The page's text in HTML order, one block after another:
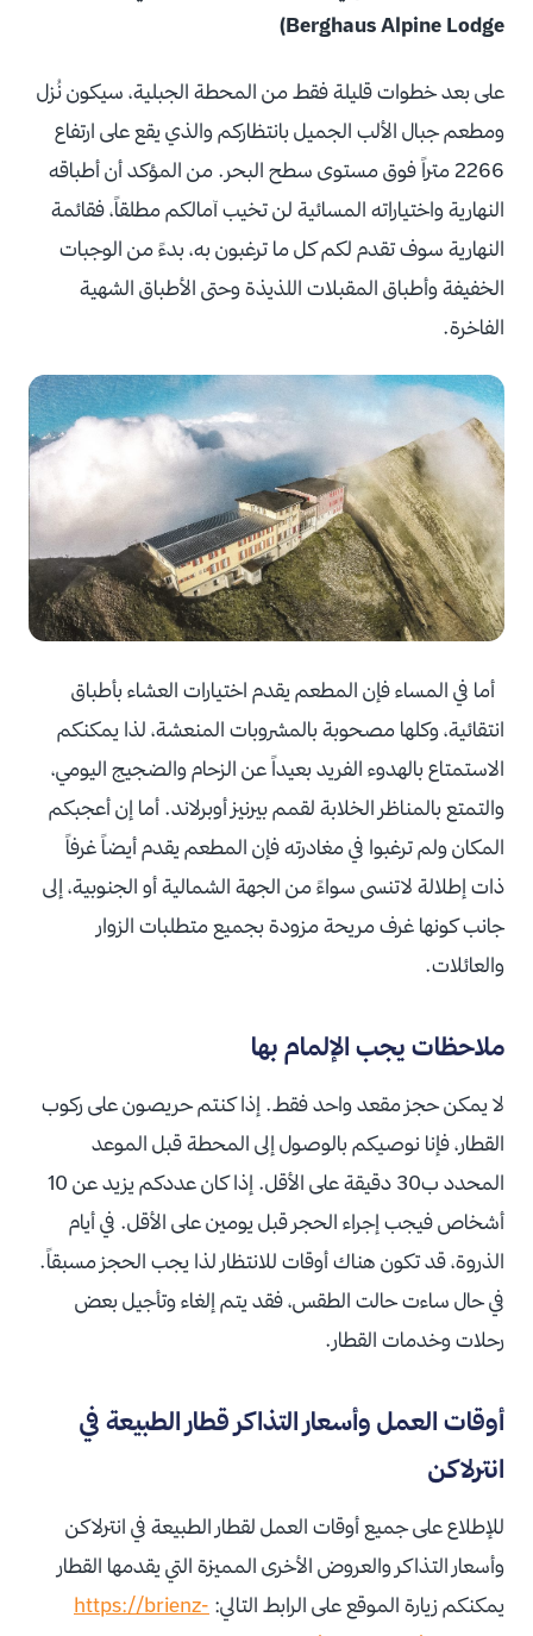
Berghaus Alpine Lodge)
على بعد خطوات قليلة فقط من المحطة الجبلية، سيكون نُزل
ومطعم جبال الألب الجميل بانتظاركم والذي يقع على ارتفاع
2266 متراً فوق مستوى سطح البحر. من المؤكد أن أطباقه
النهارية واختياراته المسائية لن تخيب آمالكم مطلقاً، فقائمة
النهارية سوف تقدم لكم كل ما ترغبون به، بدءً من الوجبات
الخفيفة وأطباق المقبلات اللذيذة وحتى الأطباق الشهية
الفاخرة.
أما في المساء فإن المطعم يقدم اختيارات العشاء بأطباق
انتقائية، وكلها مصحوبة بالمشروبات المنعشة، لذا يمكنكم
الاستمتاع بالهدوء الفريد بعيداً عن الزحام والضجيج اليومي،
والتمتع بالمناظر الخلابة لقمم بيرنيز أوبرلاند. أما إن أعجبكم
المكان ولم ترغبوا في مغادرته فإن المطعم يقدم أيضاً غرفاً
ذات إطلالة لاتنسى سواءً من الجهة الشمالية أو الجنوبية، إلى
جانب كونها غرف مريحة مزودة بجميع متطلبات الزوار
والعائلات.
ملاحظات يجب الإلمام بها
لا يمكن حجز مقعد واحد فقط. إذا كنتم حريصون على ركوب
القطار، فإنا نوصيكم بالوصول إلى المحطة قبل الموعد
المحدد ب30 دقيقة على الأقل. إذا كان عددكم يزيد عن 10
أشخاص فيجب إجراء الحجر قبل يومين على الأقل. في أيام
الذروة، قد تكون هناك أوقات للانتظار لذا يجب الحجز مسبقاً.
في حال ساءت حالت الطقس، فقد يتم إلغاء وتأجيل بعض
رحلات وخدمات القطار.
أوقات العمل وأسعار التذاكر قطار الطبيعة في
انترلاكن
للإطلاع على جميع أوقات العمل لقطار الطبيعة في انترلاكن
وأسعار التذاكر والعروض الأخرى المميزة التي يقدمها القطار
يمكنكم زيارة الموقع على الرابط التالي: https://brienz-